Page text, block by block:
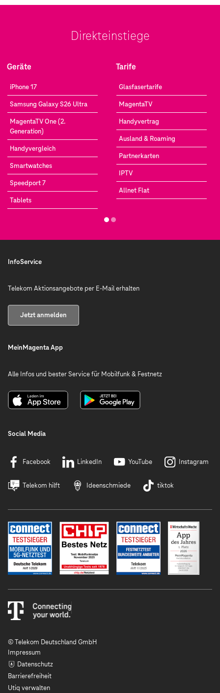
Direkteinstiege
Geräte
iPhone 17
Samsung Galaxy S26 Ultra
MagentaTV One (2.
Generation)
Handyvergleich
Smartwatches
Speedport 7
Tablets
Tarife
Glasfasertarife
MagentaTV
Handyvertrag
Ausland & Roaming
Partnerkarten
IPTV
Allnet Flat
InfoService
Telekom Aktionsangebote per E-Mail erhalten
Jetzt anmelden
MeinMagenta App
Alle Infos und bester Service für Mobilfunk & Festnetz
Social Media
Facebook LinkedIn YouTube Instagram
Telekom hilft Ideenschmiede tiktok
© Telekom Deutschland GmbH
Impressum
Datenschutz
Barrierefreiheit
Utiq verwalten